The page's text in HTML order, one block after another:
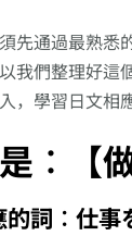
先通過最熟悉
我們整理好這
，學習日文相
︰【做
詞︰仕事